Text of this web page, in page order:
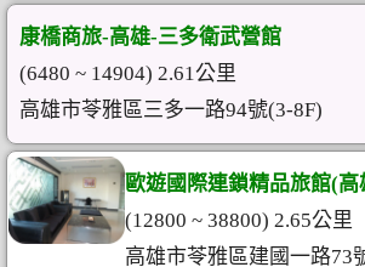
康橋商旅-高雄-三多衛武營館
(6480 ~ 14904) 2.61公里
高雄市苓雅區三多一路94號(3-8F)
歐遊國際連鎖精品旅館(高
(12800 ~ 38800) 2.65公里
高雄市苓雅區建國一路73